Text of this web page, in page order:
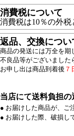
消費税について
消費税は10％の外税
返品、交換につい
商品の発送には万全を期
不良品等がございました
お申し出は商品到着後 ７
当店にて送料負担の
● お届けした商品が、ご
● お届けした際、破